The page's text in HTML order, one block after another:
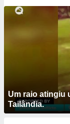
Um raio atingiu
Tailândia.